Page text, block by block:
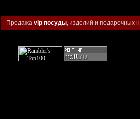
Продажа vip посуды, изделий и подарочных